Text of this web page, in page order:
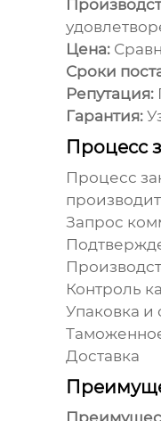
Цена:
Сроки
Репутация:
Гарантия:
Процесс
Процесс
Запрос
Контроль
Упаковка и
Доставка